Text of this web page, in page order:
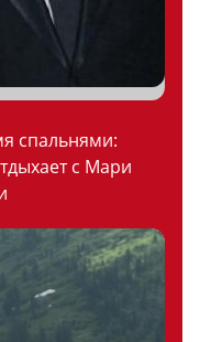
спальнями:
с Мари